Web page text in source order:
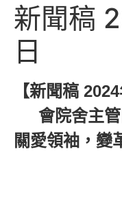
新聞稿
日
【新聞稿
會院舍主
關愛領袖，變